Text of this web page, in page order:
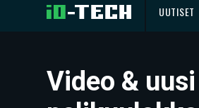
UUTISET
Video &